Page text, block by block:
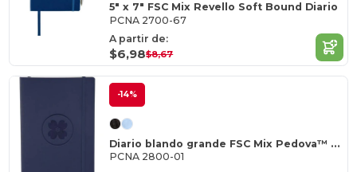
5" x 7" FSC Mix Revello Soft Bound Diario
PCNA 2700-67
A partir de:
$6,98$8,67
-14%
Diario blando grande FSC Mix Pedova™ de 6,75 x 9,5 pulgadas
PCNA 2800-01